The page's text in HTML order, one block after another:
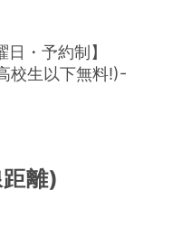
・予約制】
校生以下無料!)-
離)